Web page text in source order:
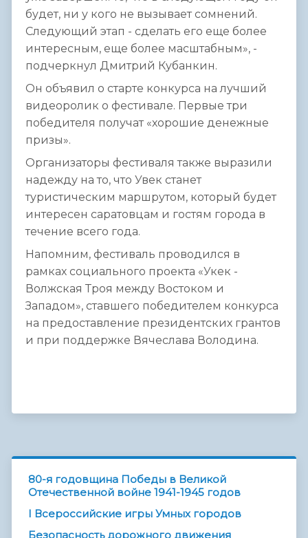
будет, ни у кого не вызывает сомнений.
Следующий этап - сделать его еще более
интересным, еще более масштабным», -
подчеркнул Дмитрий Кубанкин.
Он объявил о старте конкурса на лучший
видеоролик о фестивале. Первые три
победителя получат «хорошие денежные
призы».
Организаторы фестиваля также выразили
надежду на то, что Увек станет
туристическим маршрутом, который будет
интересен саратовцам и гостям города в
течение всего года.
Напомним, фестиваль проводился в
рамках социального проекта «Укек -
Волжская Троя между Востоком и
Западом», ставшего победителем конкурса
на предоставление президентских грантов
и при поддержке Вячеслава Володина.
80-я годовщина Победы в Великой
Отечественной войне 1941-1945 годов
I Всероссийские игры Умных городов
Безопасность дорожного движения